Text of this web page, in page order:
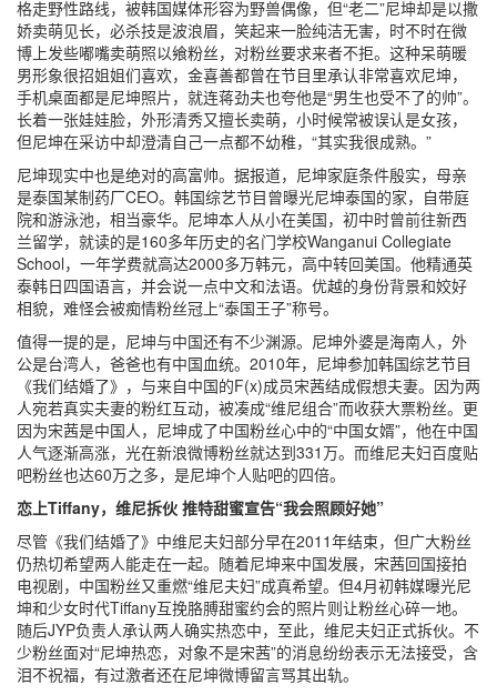
格走野性路线，被韩国媒体形容为野兽偶像，但“老二”尼坤却是以撒
娇卖萌见长，必杀技是波浪眉，笑起来一脸纯洁无害，时不时在微
博上发些嘟嘴卖萌照以飨粉丝，对粉丝要求来者不拒。这种呆萌暖
男形象很招姐姐们喜欢，金喜善都曾在节目里承认非常喜欢尼坤，
手机桌面都是尼坤照片，就连蒋劲夫也夸他是“男生也受不了的帅”。
长着一张娃娃脸，外形清秀又擅长卖萌，小时候常被误认是女孩，
但尼坤在采访中却澄清自己一点都不幼稚，“其实我很成熟。”
尼坤现实中也是绝对的高富帅。据报道，尼坤家庭条件殷实，母亲
是泰国某制药厂CEO。韩国综艺节目曾曝光尼坤泰国的家，自带庭
院和游泳池，相当豪华。尼坤本人从小在美国，初中时曾前往新西
兰留学，就读的是160多年历史的名门学校Wanganui Collegiate
School，一年学费就高达2000多万韩元，高中转回美国。他精通英
泰韩日四国语言，并会说一点中文和法语。优越的身份背景和姣好
相貌，难怪会被痴情粉丝冠上“泰国王子”称号。
值得一提的是，尼坤与中国还有不少渊源。尼坤外婆是海南人，外
公是台湾人，爸爸也有中国血统。2010年，尼坤参加韩国综艺节目
《我们结婚了》，与来自中国的F(x)成员宋茜结成假想夫妻。因为两
人宛若真实夫妻的粉红互动，被凑成“维尼组合”而收获大票粉丝。更
因为宋茜是中国人，尼坤成了中国粉丝心中的“中国女婿”，他在中国
人气逐渐高涨，光在新浪微博粉丝就达到331万。而维尼夫妇百度贴
吧粉丝也达60万之多，是尼坤个人贴吧的四倍。
恋上Tiffany，维尼拆伙 推特甜蜜宣告“我会照顾好她”
尽管《我们结婚了》中维尼夫妇部分早在2011年结束，但广大粉丝
仍热切希望两人能走在一起。随着尼坤来中国发展，宋茜回国接拍
电视剧，中国粉丝又重燃“维尼夫妇”成真希望。但4月初韩媒曝光尼
坤和少女时代Tiffany互挽胳膊甜蜜约会的照片则让粉丝心碎一地。
随后JYP负责人承认两人确实热恋中，至此，维尼夫妇正式拆伙。不
少粉丝面对“尼坤热恋，对象不是宋茜”的消息纷纷表示无法接受，含
泪不祝福，有过激者还在尼坤微博留言骂其出轨。